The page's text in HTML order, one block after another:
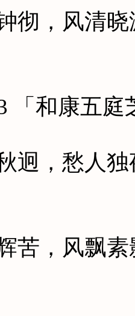
，风清晓
和康五庭
，愁人独
，风飘素